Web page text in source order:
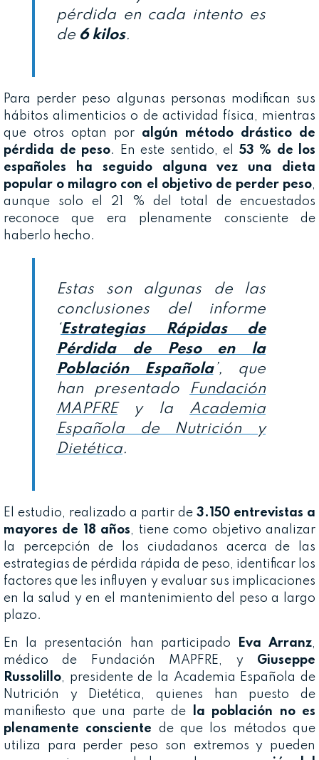
pérdida en cada intento es
de 6 kilos.
Para perder peso algunas personas modifican sus
hábitos alimenticios o de actividad física, mientras
que otros optan por algún método drástico de
pérdida de peso. En este sentido, el 53 % de los
españoles ha seguido alguna vez una dieta
popular o milagro con el objetivo de perder peso,
aunque solo el 21 % del total de encuestados
reconoce que era plenamente consciente de
haberlo hecho.
Estas son algunas de las
conclusiones del informe
‘Estrategias Rápidas de
Pérdida de Peso en la
Población Española’, que
han presentado Fundación
MAPFREy la Academia
Española de Nutrición y
Dietética.
El estudio, realizado a partir de 3.150 entrevistas a
mayores de 18 años, tiene como objetivo analizar
la percepción de los ciudadanos acerca de las
estrategias de pérdida rápida de peso, identificar los
factores que les influyen y evaluar sus implicaciones
en la salud y en el mantenimiento del peso a largo
plazo.
En la presentación han participado Eva Arranz,
médico de Fundación MAPFRE, y Giuseppe
Russolillo, presidente de la Academia Española de
Nutrición y Dietética, quienes han puesto de
manifiesto que una parte de
la población no es
plenamente consciente de que los métodos que
utiliza para perder peso son extremos y pueden